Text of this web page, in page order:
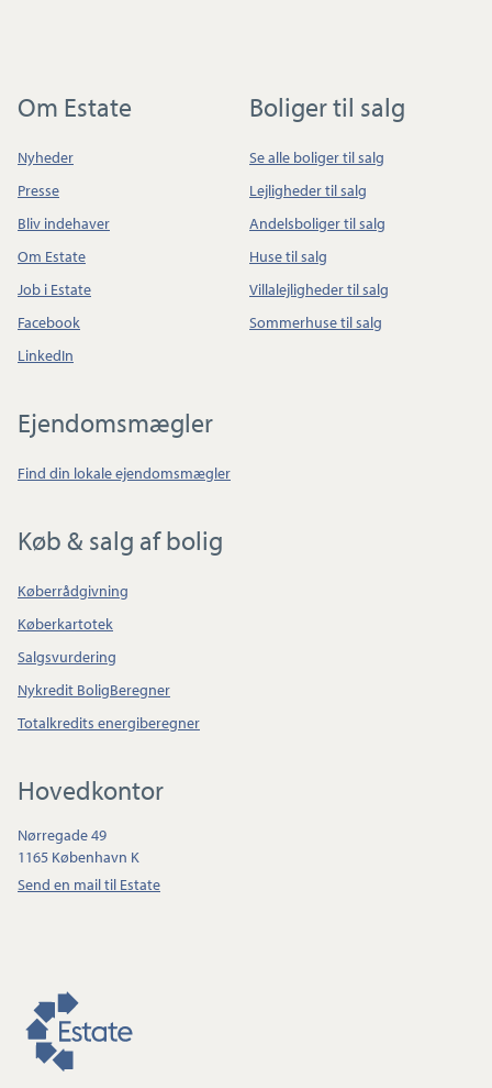
Om Estate
Nyheder
Presse
Bliv indehaver
Om Estate
Job i Estate
Facebook
LinkedIn
Boliger til salg
Se alle boliger til salg
Lejligheder til salg
Andelsboliger til salg
Huse til salg
Villalejligheder til salg
Sommerhuse til salg
Ejendomsmægler
Find din lokale ejendomsmægler
Køb & salg af bolig
Køberrådgivning
Køberkartotek
Salgsvurdering
Nykredit BoligBeregner
Totalkredits energiberegner
Hovedkontor
Nørregade 49
1165 København K
Send en mail til Estate